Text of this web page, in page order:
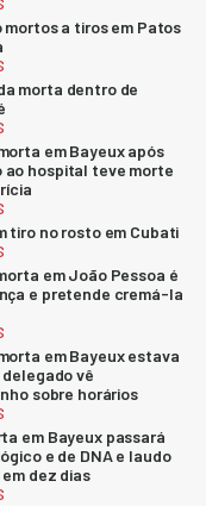
mortos a tiros em Patos
morta dentro de
em Bayeux após
ao hospital teve morte
tiro no rosto em Cubati
em João Pessoa é
e pretende cremá-la
em Bayeux estava
vê
sobre horários
em Bayeux passará
e de DNA e laudo
dez dias